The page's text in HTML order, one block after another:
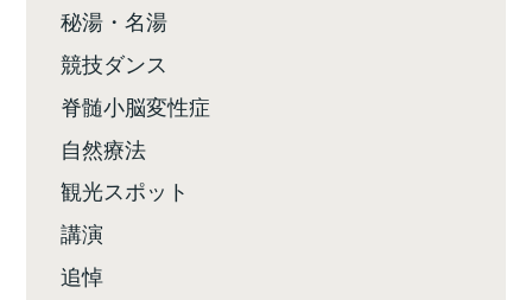
秘湯・名湯
競技ダンス
脊髄小脳変性症
自然療法
観光スポット
講演
追悼